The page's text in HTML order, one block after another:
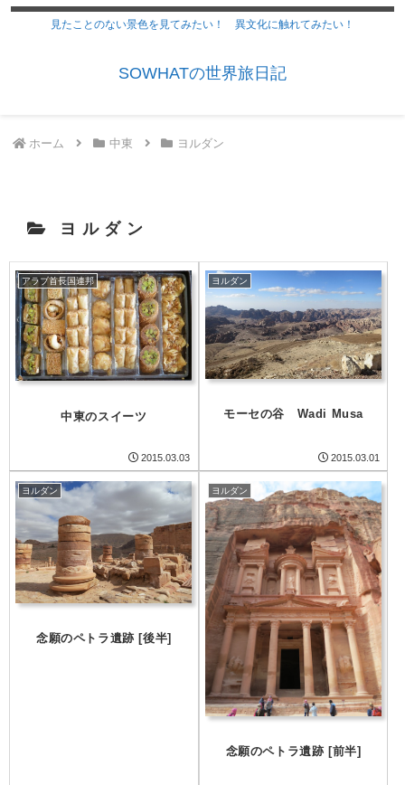
見たことのない景色を見てみたい！ 異文化に触れてみたい！
SOWHATの世界旅日記
ホーム 中東 ヨルダン
ヨルダン
アラブ首長国連邦
中東のスイーツ
2015.03.03
ヨルダン
モーセの谷 Wadi Musa
2015.03.01
ヨルダン
念願のペトラ遺跡 [後半]
ヨルダン
念願のペトラ遺跡 [前半]